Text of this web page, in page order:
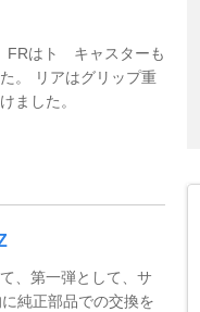
FRはト キャスターも
。 リアはグリップ重
ました。
、第一弾として、サ
純正部品での交換を